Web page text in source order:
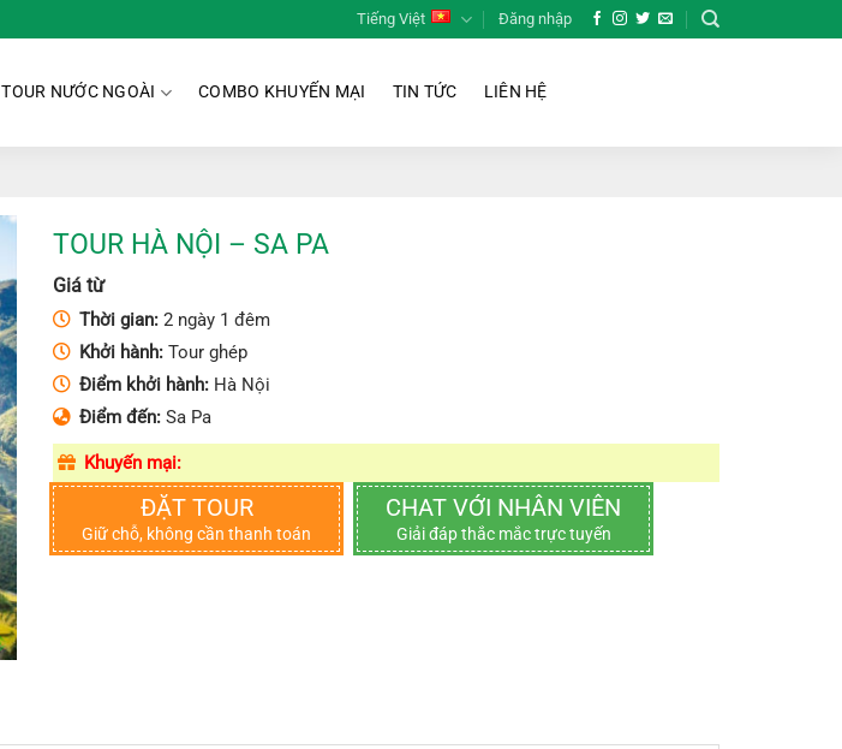
Tiếng Việt Đăng nhập
TOUR NƯỚC NGOÀI COMBO KHUYẾN MẠI TIN TỨC LIÊN HỆ
TOUR HÀ NỘI – SA PA
Giá từ
Thời gian: 2 ngày 1 đêm
Khởi hành: Tour ghép
Điểm khởi hành: Hà Nội
Điểm đến: Sa Pa
Khuyến mại:
ĐẶT TOUR
Giữ chỗ, không cần thanh toán
CHAT VỚI NHÂN VIÊN
Giải đáp thắc mắc trực tuyến